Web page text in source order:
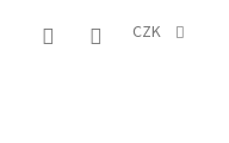
CZK